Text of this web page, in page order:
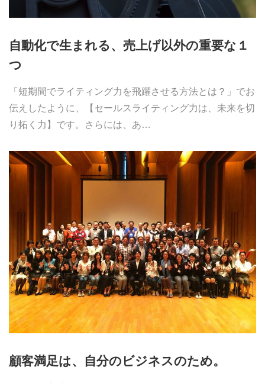
自動化で生まれる、売上げ以外の重要な１
つ
「短期間でライティング力を飛躍させる方法とは？」でお
伝えしたように、【セールスライティング力は、未来を切
り拓く力】です。さらには、あ…
顧客満足は、自分のビジネスのため。